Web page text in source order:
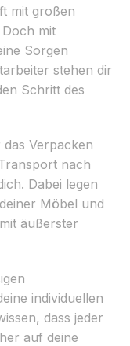
mit großen
mit
Sorgen
stehen dir
Schritt des
Verpacken
nach
Dabei legen
Möbel und
äußerster
individuellen
dass jeder
auf deine